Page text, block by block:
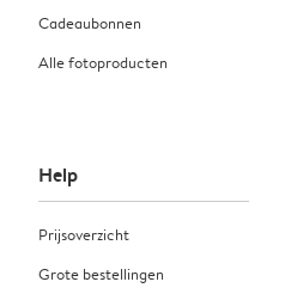
Cadeaubonnen
Alle fotoproducten
Help
Prijsoverzicht
Grote bestellingen